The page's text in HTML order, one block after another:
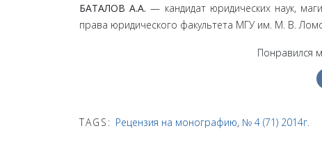
БАТАЛОВ А.А. — кандидат юридических наук,
права юридического факультета МГУ им. М. В.
Понравился
TAGS: Рецензия на монографию, № 4 (71) 2014г.